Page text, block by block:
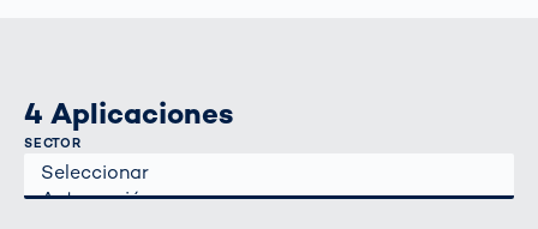
4 Aplicaciones
SECTOR